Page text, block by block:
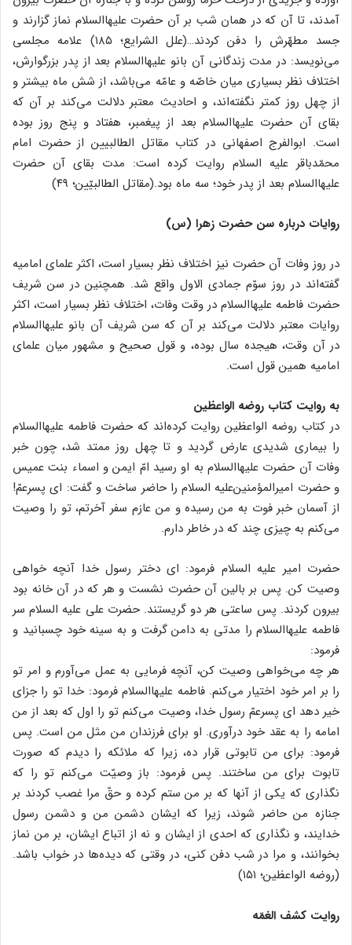
آمدند، تا آن که در همان شب بر آن حضرت علیهاالسلام نماز گزارند و
جسد مطهّرش را دفن کردند…(علل الشرایع؛ ۱۸۵) علامه مجلسی
می‌نویسد: در مدت زندگانی آن بانو علیهاالسلام بعد از پدر بزرگوارش،
اختلاف نظر بسیاری میان خاصّه و عامّه می‌باشد، از شش ماه بیشتر و
از چهل روز کمتر نگفته‌اند، و احادیث معتبر دلالت می‌کند بر آن که
بقای آن حضرت علیهاالسلام بعد از پیغمبر، هفتاد و پنج روز بوده
است. ابوالفرج اصفهانی در کتاب مقاتل الطالبیین از حضرت امام
محمّدباقر علیه السلام روایت کرده است: مدت بقای آن حضرت
علیهاالسلام بعد از پدر خود؛ سه ماه بود.(مقاتل الطالبیّین؛ ۴۹)
روایات درباره سن حضرت زهرا (س)
در روز وفات آن حضرت نیز اختلاف نظر بسیار است، اکثر علمای امامیه
گفته‌اند در روز سوّم جمادی الاول واقع شد. همچنین در سن شریف
حضرت فاطمه علیهاالسلام در وقت وفات، اختلاف نظر بسیار است، اکثر
روایات معتبر دلالت می‌کند بر آن که سن شریف آن بانو علیهاالسلام
در آن وقت، هیجده سال بوده، و قول صحیح و مشهور میان علمای
امامیه همین قول است.
به روایت کتاب روضه الواعظین
در کتاب روضه الواعظین روایت کرده‌اند که حضرت فاطمه علیهاالسلام
را بیماری شدیدی عارض گردید و تا چهل روز ممتد شد، چون خبر
وفات آن حضرت علیهاالسلام به او رسید امّ ایمن و اسماء بنت عمیس
و حضرت امیرالمؤمنین‌علیه السلام را حاضر ساخت و گفت: ای پسرعمّ!
از آسمان خبر فوت به من رسیده و من عازم سفر آخرتم، تو را وصیت
می‌کنم به چیزی چند که در خاطر دارم.
حضرت امیر علیه السلام فرمود: ای دختر رسول خدا آنچه خواهی
وصیت کن. پس بر بالین آن حضرت نشست و هر که در آن خانه بود
بیرون کردند. پس ساعتی هر دو گریستند. حضرت علی علیه السلام سر
فاطمه علیهاالسلام را مدتی به دامن گرفت و به سینه خود چسبانید و
فرمود:
هر چه می‌خواهی وصیت کن، آنچه فرمایی به عمل می‌آورم و امر تو
را بر امر خود اختیار می‌کنم. فاطمه علیهاالسلام فرمود: خدا تو را جزای
خیر دهد ای پسرعمّ رسول خدا، وصیت می‌کنم تو را اول که بعد از من
امامه را به عقد خود درآوری. او برای فرزندان من مثل من است. پس
فرمود: برای من تابوتی قرار ده، زیرا که ملائکه را دیدم که صورت
تابوت برای من ساختند. پس فرمود: باز وصیّت می‌کنم تو را که
نگذاری که یکی از آنها که بر من ستم کرده و حقّ مرا غصب کردند بر
جنازه من حاضر شوند، زیرا که ایشان دشمن من و دشمن رسول
خدایند، و نگذاری که احدی از ایشان و نه از اتباع ایشان، بر من نماز
بخوانند، و مرا در شب دفن کنی، در وقتی که دیده‌ها در خواب باشد.
(روضه الواعظین؛ ۱۵۱)
روایت کشف الغمّه